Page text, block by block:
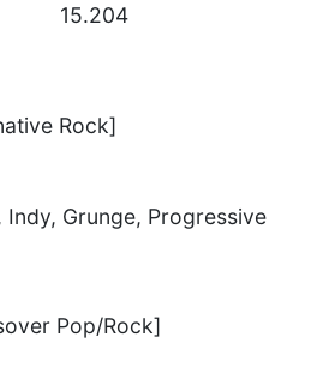
15.204
Rock]
Indy, Grunge, Progressive
Pop/Rock]